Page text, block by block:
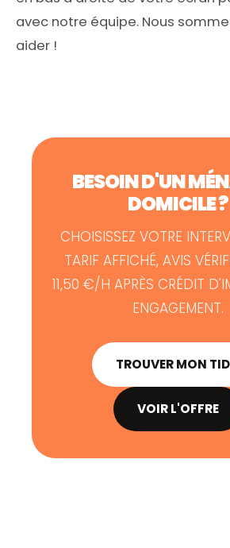
avec notre équipe. Nous
aider !
BESOIN D'UN
DOMICILE ?
CHOISISSEZ VOTRE
TARIF AFFICHÉ, AVIS
11,50 €/H APRÈS CRÉDIT
ENGAGEMENT.
TROUVER MON
VOIR L'OFFRE